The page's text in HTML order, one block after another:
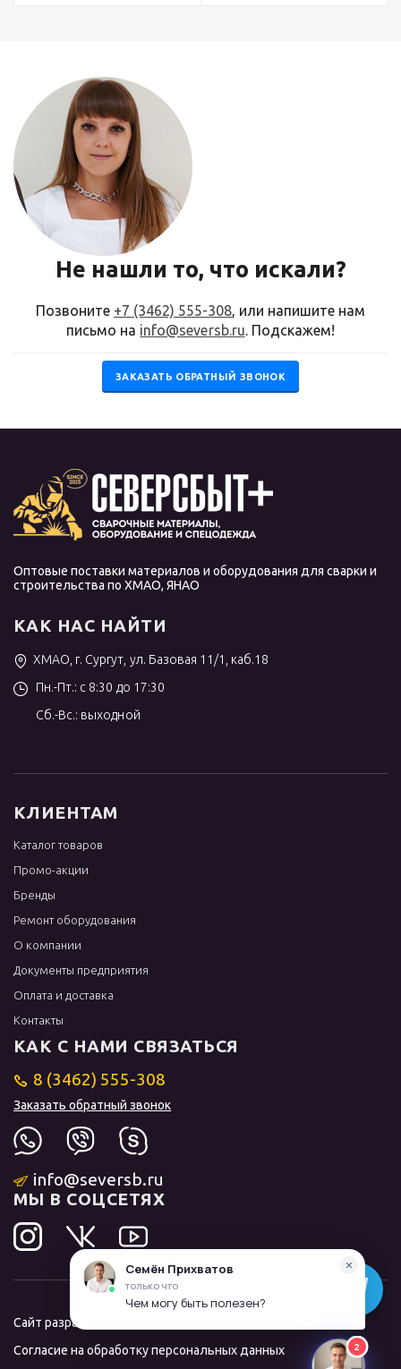
Не нашли то, что искали?
Позвоните +7 (3462) 555-308, или напишите нам
письмо на info@seversb.ru. Подскажем!
ЗАКАЗАТЬ ОБРАТНЫЙ ЗВОНОК
Оптовые поставки материалов и оборудования для сварки и
строительства по ХМАО, ЯНАО
КАК НАС НАЙТИ
ХМАО, г. Сургут, ул. Базовая 11/1, каб.18
Пн.-Пт.: с 8:30 до 17:30
Сб.-Вс.: выходной
КЛИЕНТАМ
Каталог товаров
Промо-акции
Бренды
Ремонт оборудования
О компании
Документы предприятия
Оплата и доставка
Контакты
КАК С НАМИ СВЯЗАТЬСЯ
8 (3462) 555-308
Заказать обратный звонок
info@seversb.ru
МЫ В СОЦСЕТЯХ
Сайт разработал и продвинул
Согласие на обработку персональных данных